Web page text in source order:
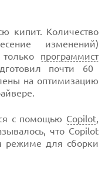
кипит. Количество
изменений)
программист
почти 60
на оптимизацию
с помощью Copilot,
что Copilot
режиме для сборки